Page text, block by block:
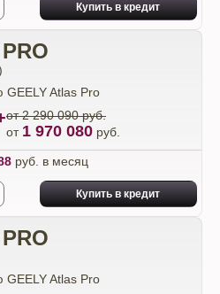
Купить в кредит
от 2 290 090 руб.
от 1 970 080 руб.
руб. в месяц
Купить в кредит